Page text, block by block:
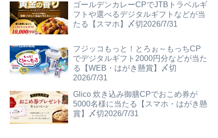
ゴールデンカレーCPでJTBトラベルギ
フトや選べるデジタルギフトなどが当
たる【スマホ】〆切2026/7/31
フジッコもっと！とろぉ～もっちCP
でデジタルギフト2000円分などが当た
る【WEB・はがき懸賞】〆切
2026/7/31
Glico 炊き込み御膳CPでおこめ券が
5000名様に当たる【スマホ・はがき懸
賞】〆切2026/7/31